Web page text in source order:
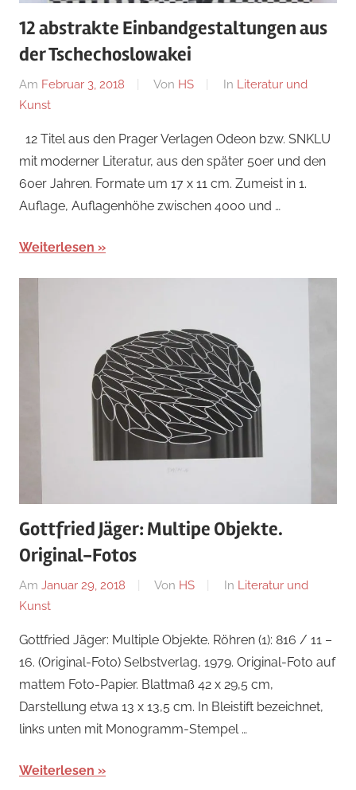
12 abstrakte Einbandgestaltungen aus
der Tschechoslowakei
Am Februar 3, 2018 Von HS In Literatur und
Kunst
12 Titel aus den Prager Verlagen Odeon bzw. SNKLU
mit moderner Literatur, aus den später 50er und den
60er Jahren. Formate um 17 x 11 cm. Zumeist in 1.
Auflage, Auflagenhöhe zwischen 4000 und …
Weiterlesen
Gottfried Jäger: Multipe Objekte.
Original-Fotos
Am Januar 29, 2018 Von HS In Literatur und
Kunst
Gottfried Jäger: Multiple Objekte. Röhren (1): 816 / 11 –
16. (Original-Foto) Selbstverlag, 1979. Original-Foto auf
mattem Foto-Papier. Blattmaß 42 x 29,5 cm,
Darstellung etwa 13 x 13,5 cm. In Bleistift bezeichnet,
links unten mit Monogramm-Stempel …
Weiterlesen